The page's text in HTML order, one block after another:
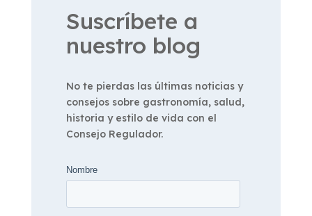
Suscríbete a
nuestro blog
No te pierdas las últimas noticias y
consejos sobre gastronomía, salud,
historia y estilo de vida con el
Consejo Regulador.